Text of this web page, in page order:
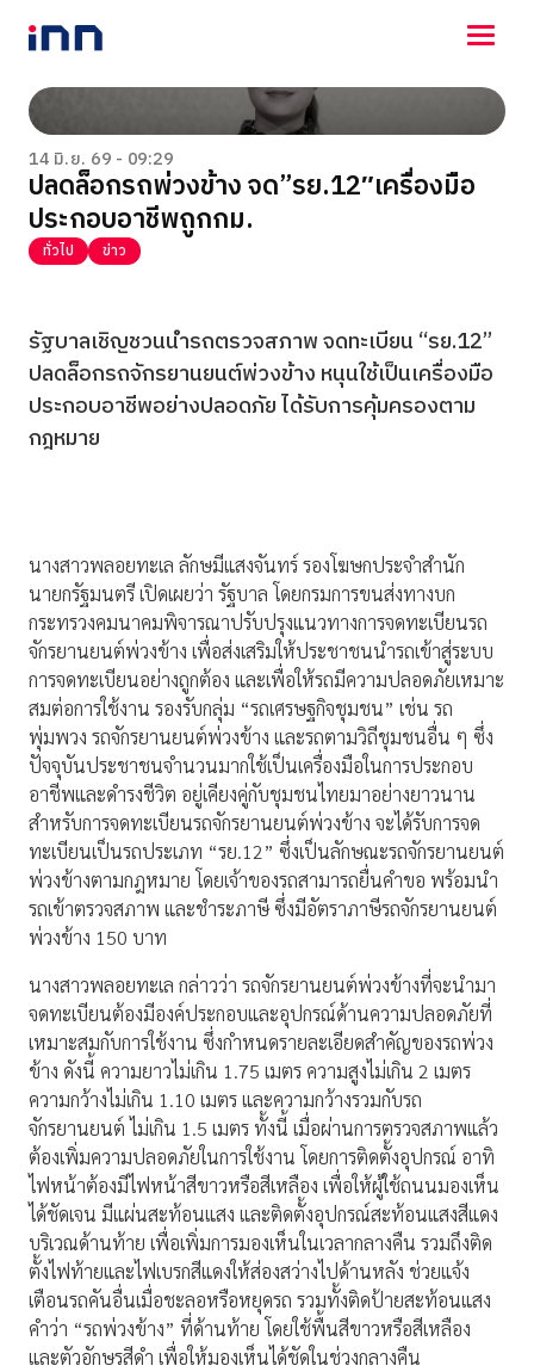
NEWS
ENTERTAINMENT
LIFESTYLE
HOROSCOPE
LOTTERY
VIDEO
14 มิ.ย. 69 - 09:29
ปลดล็อกรถพ่วงข้าง จด”รย.12″เครื่องมือ
ประกอบอาชีพถูกกม.
ทั่วไป ข่าว
รัฐบาลเชิญชวนนำรถตรวจสภาพ จดทะเบียน “รย.12”
ปลดล็อกรถจักรยานยนต์พ่วงข้าง หนุนใช้เป็นเครื่องมือ
ประกอบอาชีพอย่างปลอดภัย ได้รับการคุ้มครองตาม
กฎหมาย
นางสาวพลอยทะเล ลักษมีแสงจันทร์ รองโฆษกประจำสำนัก
นายกรัฐมนตรี เปิดเผยว่า รัฐบาล โดยกรมการขนส่งทางบก
กระทรวงคมนาคมพิจารณาปรับปรุงแนวทางการจดทะเบียนรถ
จักรยานยนต์พ่วงข้าง เพื่อส่งเสริมให้ประชาชนนำรถเข้าสู่ระบบ
การจดทะเบียนอย่างถูกต้อง และเพื่อให้รถมีความปลอดภัยเหมาะ
สมต่อการใช้งาน รองรับกลุ่ม “รถเศรษฐกิจชุมชน” เช่น รถ
พุ่มพวง รถจักรยานยนต์พ่วงข้าง และรถตามวิถีชุมชนอื่น ๆ ซึ่ง
ปัจจุบันประชาชนจำนวนมากใช้เป็นเครื่องมือในการประกอบ
อาชีพและดำรงชีวิต อยู่เคียงคู่กับชุมชนไทยมาอย่างยาวนาน
สำหรับการจดทะเบียนรถจักรยานยนต์พ่วงข้าง จะได้รับการจด
ทะเบียนเป็นรถประเภท “รย.12” ซึ่งเป็นลักษณะรถจักรยานยนต์
พ่วงข้างตามกฎหมาย โดยเจ้าของรถสามารถยื่นคำขอ พร้อมนำ
รถเข้าตรวจสภาพ และชำระภาษี ซึ่งมีอัตราภาษีรถจักรยานยนต์
พ่วงข้าง 150 บาท
นางสาวพลอยทะเล กล่าวว่า รถจักรยานยนต์พ่วงข้างที่จะนำมา
จดทะเบียนต้องมีองค์ประกอบและอุปกรณ์ด้านความปลอดภัยที่
เหมาะสมกับการใช้งาน ซึ่งกำหนดรายละเอียดสำคัญของรถพ่วง
ข้าง ดังนี้ ความยาวไม่เกิน 1.75 เมตร ความสูงไม่เกิน 2 เมตร
ความกว้างไม่เกิน 1.10 เมตร และความกว้างรวมกับรถ
จักรยานยนต์ ไม่เกิน 1.5 เมตร ทั้งนี้ เมื่อผ่านการตรวจสภาพแล้ว
ต้องเพิ่มความปลอดภัยในการใช้งาน โดยการติดตั้งอุปกรณ์ อาทิ
ไฟหน้าต้องมีไฟหน้าสีขาวหรือสีเหลือง เพื่อให้ผู้ใช้ถนนมองเห็น
ได้ชัดเจน มีแผ่นสะท้อนแสง และติดตั้งอุปกรณ์สะท้อนแสงสีแดง
บริเวณด้านท้าย เพื่อเพิ่มการมองเห็นในเวลากลางคืน รวมถึงติด
ตั้งไฟท้ายและไฟเบรกสีแดงให้ส่องสว่างไปด้านหลัง ช่วยแจ้ง
เตือนรถคันอื่นเมื่อชะลอหรือหยุดรถ รวมทั้งติดป้ายสะท้อนแสง
คำว่า “รถพ่วงข้าง” ที่ด้านท้าย โดยใช้พื้นสีขาวหรือสีเหลือง
และตัวอักษรสีดำ เพื่อให้มองเห็นได้ชัดในช่วงกลางคืน